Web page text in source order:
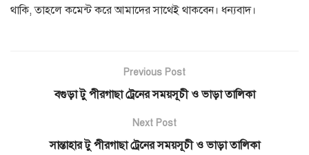
থাকি, তাহলে কমেন্ট করে আমাদের সাথেই থাকবেন। ধন্যবাদ।
Previous Post
বগুড়া টু পীরগাছা ট্রেনের সময়সূচী ও ভাড়া তালিকা
Next Post
সান্তাহার টু পীরগাছা ট্রেনের সময়সূচী ও ভাড়া তালিকা